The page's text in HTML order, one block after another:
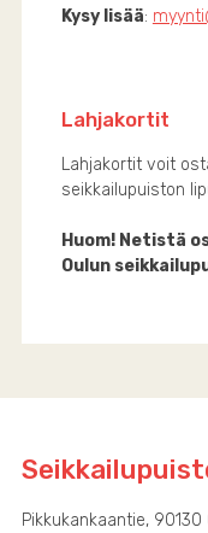
Kysy lisää:
Lahjakortit
Lahjakortit voit
seikkailupuiston
Huom! Netistä
Oulun
Pikkukankaantie, 90130